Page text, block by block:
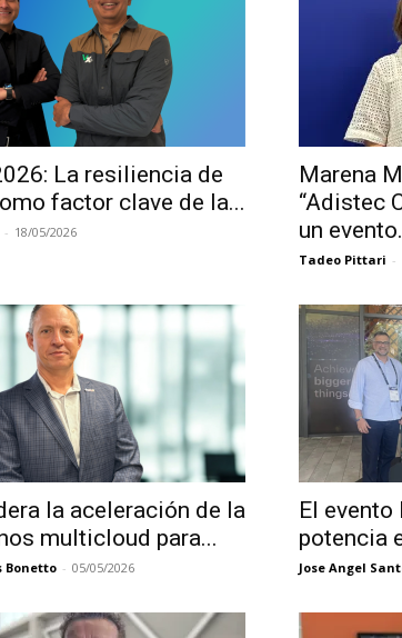
La resiliencia de
factor clave de la...
- 18/05/2026
Marena
“Adistec
un
Tadeo Pittari -
la aceleración de la
multicloud para...
Bonetto - 05/05/2026
El evento
potencia
Jose Angel